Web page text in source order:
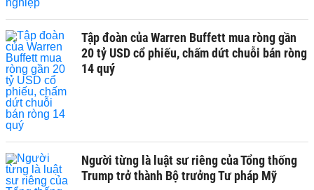
Tập đoàn của Warren Buffett mua ròng gần
20 tỷ USD cổ phiếu, chấm dứt chuỗi bán ròng
14 quý
Người từng là luật sư riêng của Tổng thống
Trump trở thành Bộ trưởng Tư pháp Mỹ